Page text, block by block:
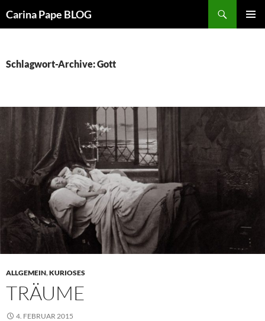
Carina Pape BLOG
Schlagwort-Archive: Gott
ALLGEMEIN,KURIOSES
TRÄUME
4. FEBRUAR 2015